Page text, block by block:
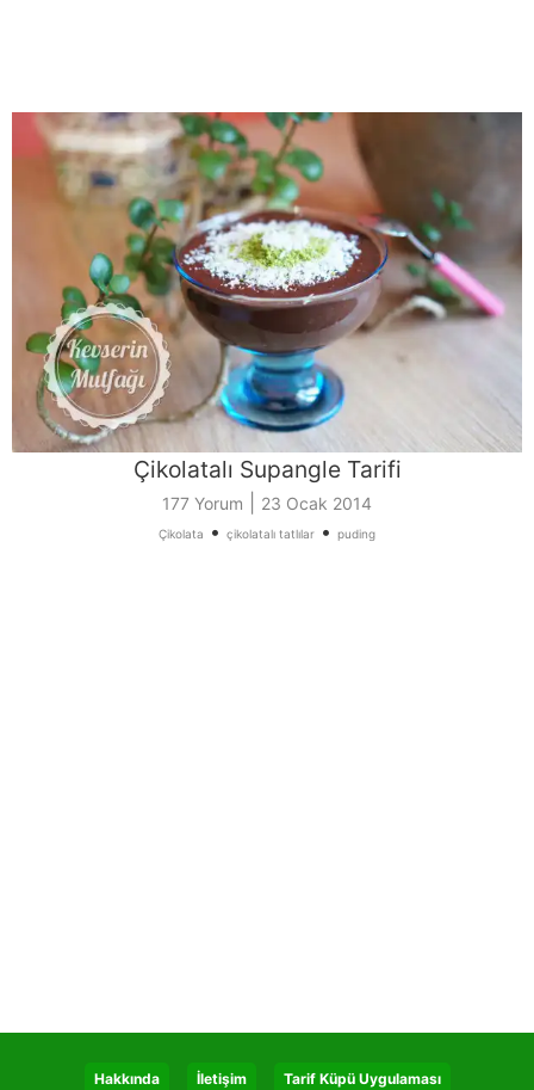
Çikolatalı Supangle Tarifi
177 Yorum 23 Ocak 2014
Çikolata • çikolatalı tatlılar • puding
Hakkında İletişim Tarif Küpü Uygulaması